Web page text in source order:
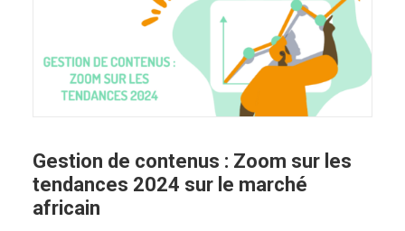
Gestion de contenus : Zoom sur les
tendances 2024 sur le marché
africain